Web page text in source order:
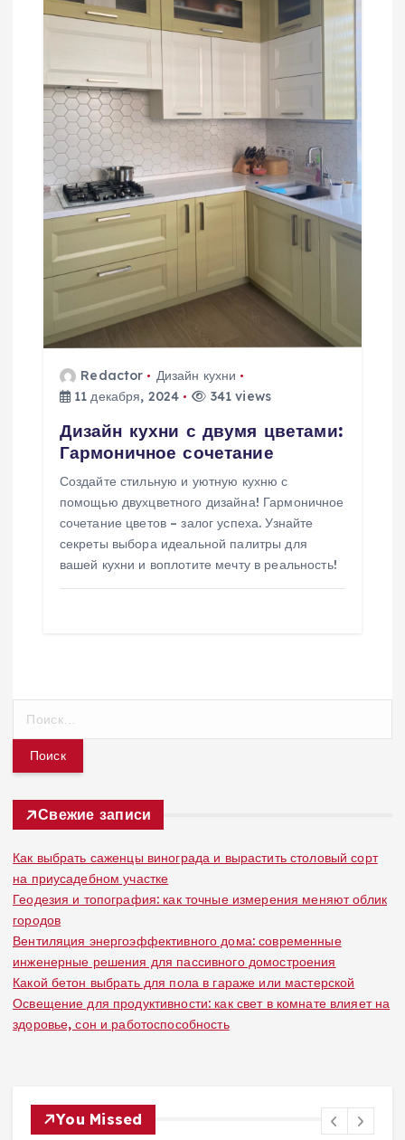
Redactor
Дизайн кухни
11 декабря, 2024
341 views
Дизайн кухни с двумя цветами:
Гармоничное сочетание
Создайте стильную и уютную кухню с
помощью двухцветного дизайна! Гармоничное
сочетание цветов – залог успеха. Узнайте
секреты выбора идеальной палитры для
вашей кухни и воплотите мечту в реальность!
т
Свежие записи
Как выбрать саженцы винограда и вырастить столовый сорт
на приусадебном участке
Геодезия и топография: как точные измерения меняют облик
городов
Вентиляция энергоэффективного дома: современные
инженерные решения для пассивного домостроения
Какой бетон выбрать для пола в гараже или мастерской
Освещение для продуктивности: как свет в комнате влияет на
здоровье, сон и работоспособность
You Missed